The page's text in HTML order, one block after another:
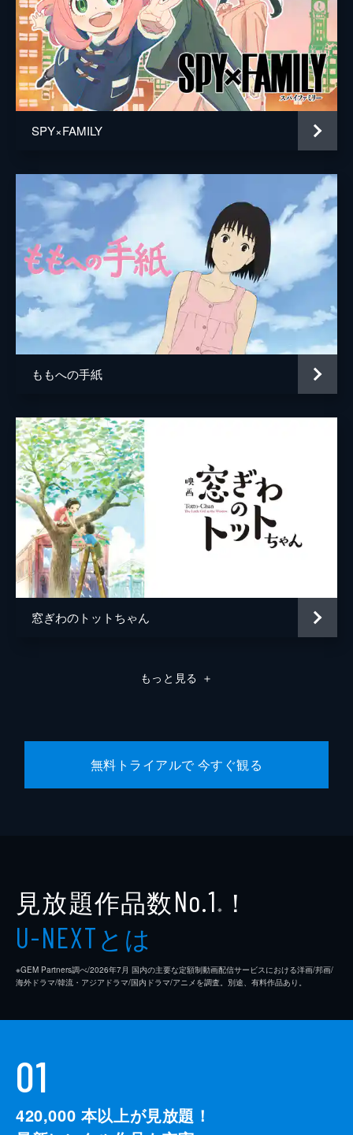
音楽 RADWIMPS
演出 徳野悠我
居村健治
アニメーション制作 コミックス・ウェーブ・フィルム
川口典孝
SPY×FAMILY
ももへの手紙
窓ぎわのトットちゃん
もっと見る ＋
無料トライアルで 今すぐ観る
見放題作品数No.1 ※ ！
U-NEXTとは
※GEM Partners調べ/2026年7⽉ 国内の主要な定額制動画配信サービスにおける洋画/邦画/
海外ドラマ/韓流・アジアドラマ/国内ドラマ/アニメを調査。別途、有料作品あり。
01
420,000 本以上が見放題！